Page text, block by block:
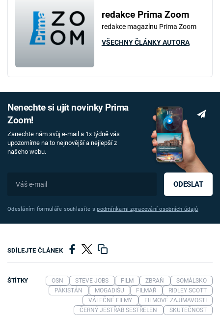
redakce Prima Zoom
redakce magazínu Prima Zoom
VŠECHNY ČLÁNKY AUTORA
Nenechte si ujít novinky Prima
Zoom!
Zanechte nám svůj e-mail a 1x týdně vás
upozorníme na to nejnovější a nejlepší z
našeho webu.
ODESLAT
Odesláním formuláře souhlasíte spodmínkami zpracování osobních údajů
SDÍLEJTE ČLÁNEK
ŠTÍTKY OSN STEVE JOBS FILM ZBRAŇ
SOMÁLSKO
PÁKISTÁN
MOGADIŠU FILMAŘ
RIDLEY SCOTT
VÁLEČNÉ FILMY
FILMOVÉ ZAJÍMAVOSTI
ČERNÝ JESTŘÁB SESTŘELEN
SKUTEČNOST